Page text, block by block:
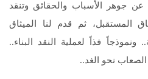
عن جوهر الأسباب والحقائق وتنقد
المستقبل، ثم قدم لنا الميثاق
ونموذجاً فذاً لعملية النقد البناء..
نحو الغد..